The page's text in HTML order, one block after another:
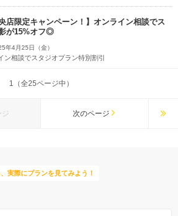
店限定キャンペーン！】オンライン相談でス
が15%オフ◎
年4月25日（金）
ン相談でスタジオプラン特別割引
1（全25ページ中）
ジ 次のページ
実際にプランを見てみよう！